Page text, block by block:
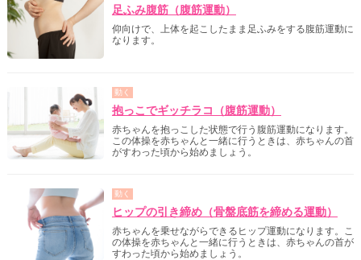
足ふみ腹筋（腹筋運動）
仰向けで、上体を起こしたまま足ふみをする腹筋運動に
なります。
動く
抱っこでギッチラコ（腹筋運動）
赤ちゃんを抱っこした状態で行う腹筋運動になります。
この体操を赤ちゃんと一緒に行うときは、赤ちゃんの首
がすわった頃から始めましょう。
動く
ヒップの引き締め（骨盤底筋を締める運動）
赤ちゃんを乗せながらできるヒップ運動になります。こ
の体操を赤ちゃんと一緒に行うときは、赤ちゃんの首が
すわった頃から始めましょう。